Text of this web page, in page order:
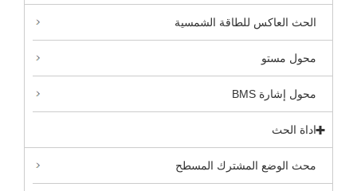
الحث العاكس للطاقة الشمسية
محول مستو
محول إشارة BMS
اداة الحث
محث الوضع المشترك المسطح